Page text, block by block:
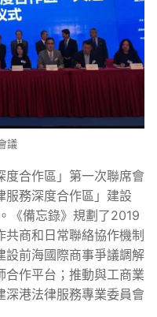
議
度合作區」第一次聯席會
服務深度合作區」建設
《備忘錄》規劃了2019
商和日常聯絡協作機制
設前海國際商事爭議調解
合作平台；推動與工商業
深港法律服務專業委員會